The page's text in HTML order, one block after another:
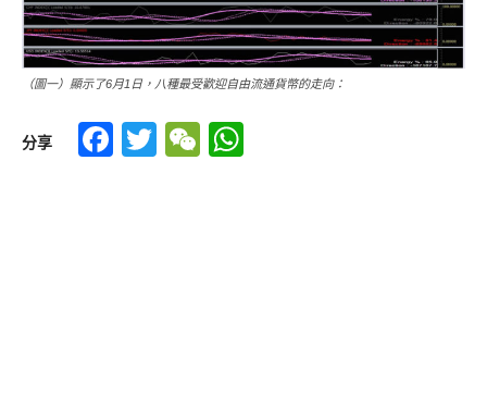
（圖一）顯示了6月1日，八種最受歡迎自由流通貨幣的走向：
分享 Facebook
TwitterWeChat